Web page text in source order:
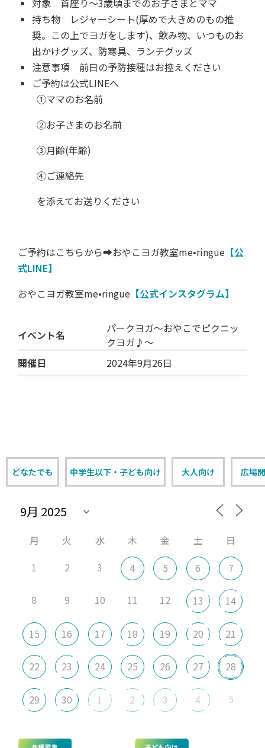
対象 首座り〜3歳頃までのお子さまとママ
持ち物 レジャーシート(厚めで大きめのもの推
奨。この上でヨガをします)、飲み物、いつものお
出かけグッズ、防寒具、ランチグッズ
注意事項 前日の予防接種はお控えください
ご予約は公式LINEへ
①ママのお名前
②お子さまのお名前
③月齢(年齢)
④ご連絡先
を添えてお送りください
ご予約はこちらから➡おやこヨガ教室me•ringue 【公
式LINE】
おやこヨガ教室me•ringue 【公式インスタグラム】
イベント名
パークヨガ～おやこでピクニッ
クヨガ♪～
開催日
2024年9月26日
どなたでも 中学生以下・子ども向け 大人向け 広場
月 火 水 木 金 土
日
1
2 3 4 5 6 7
8 9 10 11 12 13 14
15 16 17 18 19 20 21
22 23 24 25 26 27 28
29 30 1 2 3 4 5